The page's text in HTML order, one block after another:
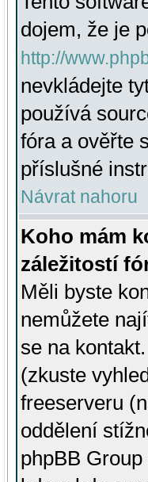
dojem, že je
http://
nevkládejte
používá
fóra a ověřte
příslušné
Návrat nahoru
Koho mám
záležitostí
Měli byste
nemůžete
se na
(zkuste
freeserveru
oddělení
phpBB